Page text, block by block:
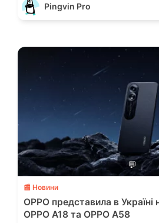
Pingvin Pro
💬
📰 Новини
OPPO представила в
OPPO A18 та OPPO A58